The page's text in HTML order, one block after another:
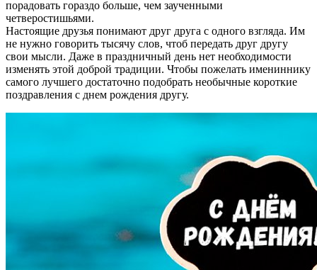
порадовать гораздо больше, чем заученными
четверостишьями.
Настоящие друзья понимают друг друга с одного взгляда. Им
не нужно говорить тысячу слов, чтоб передать друг другу
свои мысли. Даже в праздничный день нет необходимости
изменять этой доброй традиции. Чтобы пожелать имениннику
самого лучшего достаточно подобрать необычные короткие
поздравления с днем рождения другу.